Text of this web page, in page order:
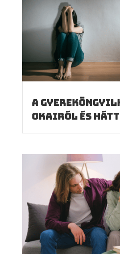
A
okairól és